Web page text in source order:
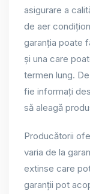
asigurare a
de aer
garanția poate
și una care
termen lung.
fie informați
să aleagă
Producătorii
varia de la
extinse care
garanții pot